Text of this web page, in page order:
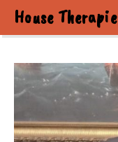
House Therapie